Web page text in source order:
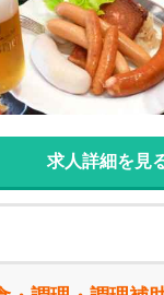
求人詳細を見